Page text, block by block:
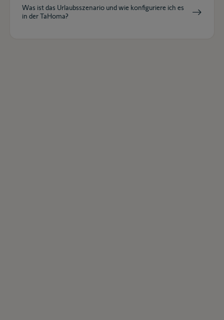
Was ist das Urlaubsszenario und wie konfiguriere ich es
in der TaHoma?